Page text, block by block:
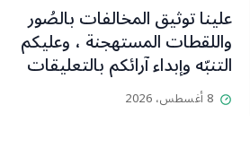
علينا توثيق المخالفات بالصُور
واللقطات المستهجنة ، وعليكم
التنبّه وإبداء آرائكم بالتعليقات
(جورج صبّاغ)
8 أغسطس، 2026